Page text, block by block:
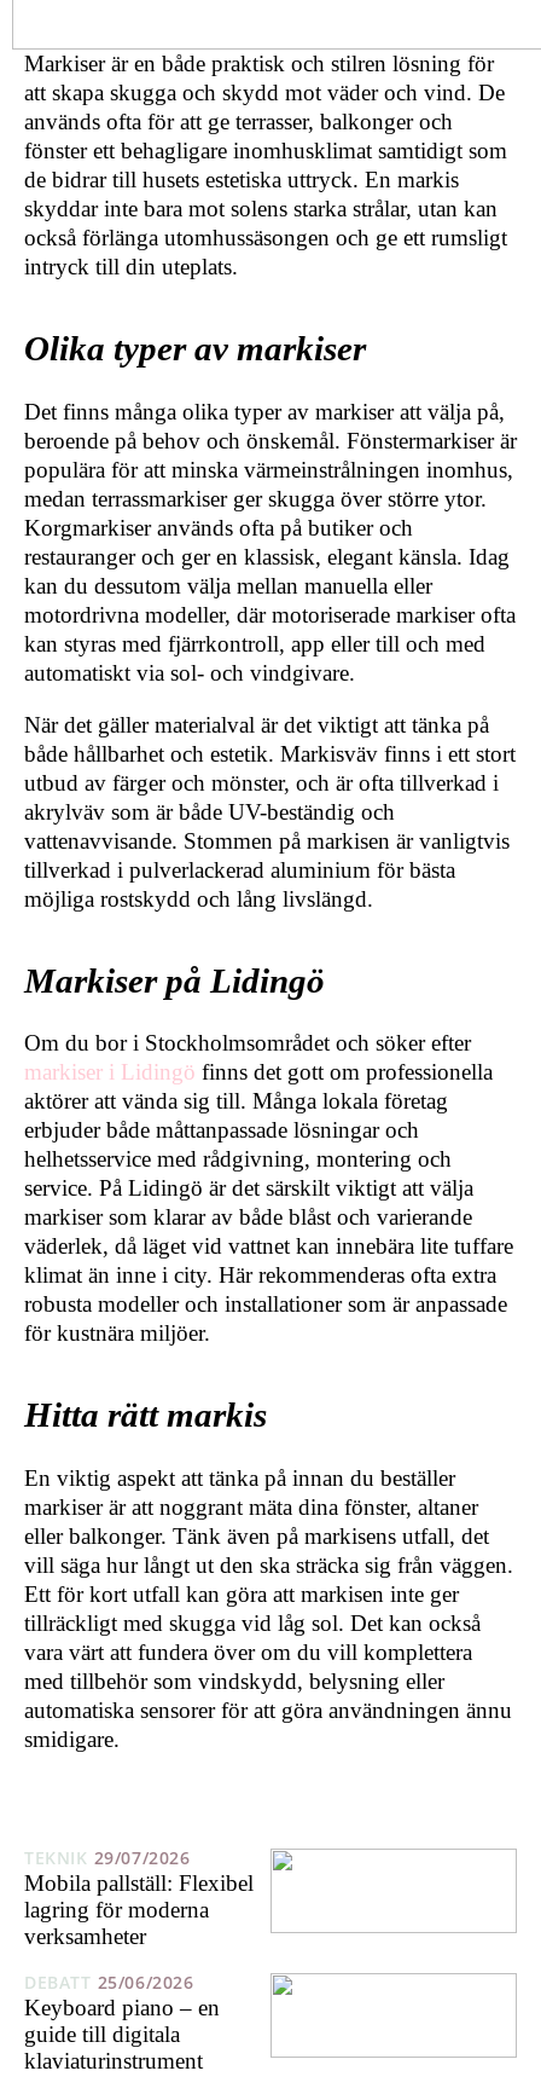
Markiser är en både praktisk och stilren lösning för
att skapa skugga och skydd mot väder och vind. De
används ofta för att ge terrasser, balkonger och
fönster ett behagligare inomhusklimat samtidigt som
de bidrar till husets estetiska uttryck. En markis
skyddar inte bara mot solens starka strålar, utan kan
också förlänga utomhussäsongen och ge ett rumsligt
intryck till din uteplats.
Olika typer av markiser
Det finns många olika typer av markiser att välja på,
beroende på behov och önskemål. Fönstermarkiser är
populära för att minska värmeinstrålningen inomhus,
medan terrassmarkiser ger skugga över större ytor.
Korgmarkiser används ofta på butiker och
restauranger och ger en klassisk, elegant känsla. Idag
kan du dessutom välja mellan manuella eller
motordrivna modeller, där motoriserade markiser ofta
kan styras med fjärrkontroll, app eller till och med
automatiskt via sol- och vindgivare.
När det gäller materialval är det viktigt att tänka på
både hållbarhet och estetik. Markisväv finns i ett stort
utbud av färger och mönster, och är ofta tillverkad i
akrylväv som är både UV-beständig och
vattenavvisande. Stommen på markisen är vanligtvis
tillverkad i pulverlackerad aluminium för bästa
möjliga rostskydd och lång livslängd.
Markiser på Lidingö
Om du bor i Stockholmsområdet och söker efter
markiser i Lidingö finns det gott om professionella
aktörer att vända sig till. Många lokala företag
erbjuder både måttanpassade lösningar och
helhetsservice med rådgivning, montering och
service. På Lidingö är det särskilt viktigt att välja
markiser som klarar av både blåst och varierande
väderlek, då läget vid vattnet kan innebära lite tuffare
klimat än inne i city. Här rekommenderas ofta extra
robusta modeller och installationer som är anpassade
för kustnära miljöer.
Hitta rätt markis
En viktig aspekt att tänka på innan du beställer
markiser är att noggrant mäta dina fönster, altaner
eller balkonger. Tänk även på markisens utfall, det
vill säga hur långt ut den ska sträcka sig från väggen.
Ett för kort utfall kan göra att markisen inte ger
tillräckligt med skugga vid låg sol. Det kan också
vara värt att fundera över om du vill komplettera
med tillbehör som vindskydd, belysning eller
automatiska sensorer för att göra användningen ännu
smidigare.
TEKNIK 29/07/2026
Mobila pallställ: Flexibel
lagring för moderna
verksamheter
DEBATT 25/06/2026
Keyboard piano – en
guide till digitala
klaviaturinstrument